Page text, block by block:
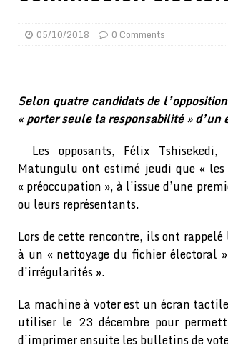
[ 02/08/2026 ] La
[ 31/07/2026 ]
Niger : le FMI
[ 31/07/2026 ]
Benjamin
[ 31/07/2026 ] Bénin : les
[ 31/07/2026 ]
BUSINESS
[ 30/07/2026 ] Mali : au
[ 05/08/2026 ]
05/10/2018 0 Comments
Selon quatre candidats de
« porter seule la responsabilité »
Les opposants, Félix
Matungulu ont estimé jeudi que « les
« préoccupation », à l’issue d’une
ou leurs représentants.
Lors de cette rencontre, ils ont
à un « nettoyage du fichier électoral
d’irrégularités ».
La machine à voter est un écran
utiliser le 23 décembre pour
d’imprimer ensuite les bulletins de